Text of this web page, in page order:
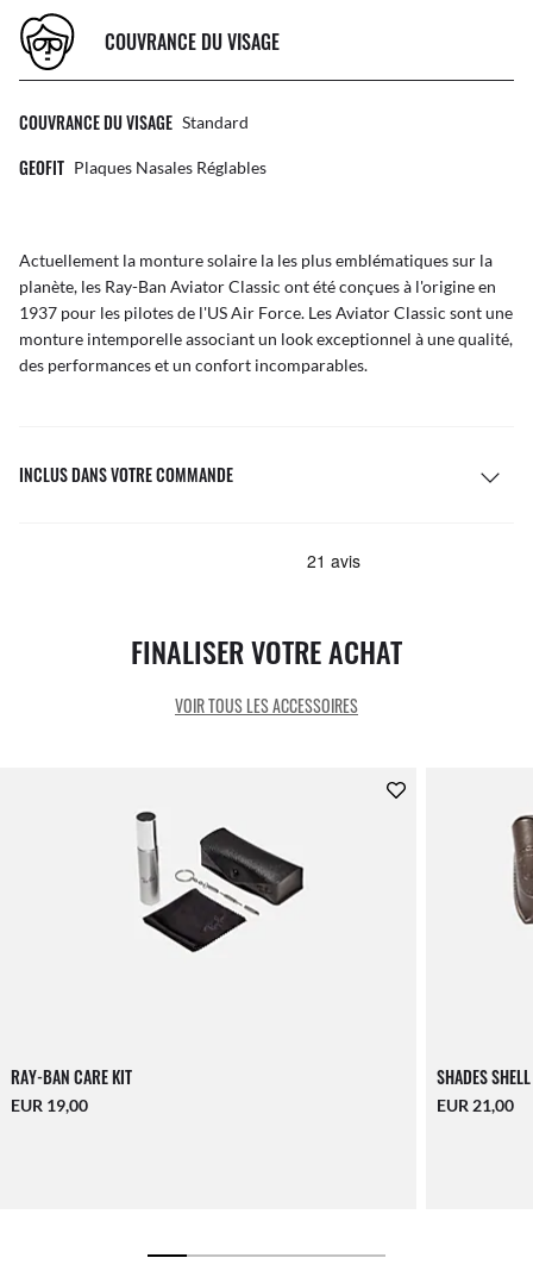
COUVRANCE DU VISAGE
COUVRANCE DU VISAGE Standard
GEOFIT Plaques Nasales Réglables
Actuellement la monture solaire la les plus emblématiques sur la
planète, les Ray-Ban Aviator Classic ont été conçues à l'origine en
1937 pour les pilotes de l'US Air Force. Les Aviator Classic sont une
monture intemporelle associant un look exceptionnel à une qualité,
des performances et un confort incomparables.
INCLUS DANS VOTRE COMMANDE
FINALISER VOTRE ACHAT
VOIR TOUS LES ACCESSOIRES
RAY-BAN CARE KIT
EUR 19,00
SHADES
EUR 21,00